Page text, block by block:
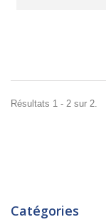
Résultats 1 - 2 sur 2.
Catégories